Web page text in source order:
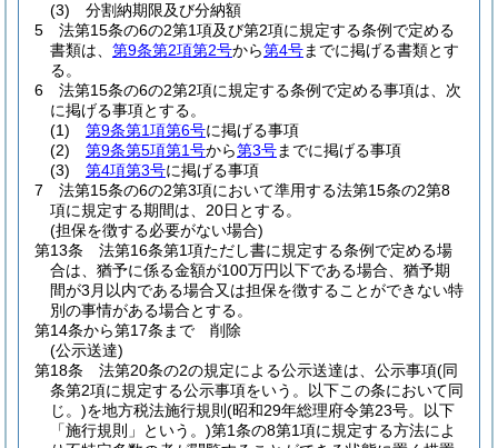
(3)
分割納期限及び分納額
5
法第15条の6の2第1項及び第2項に規定する条例で定める
書類は、 第9条第2項第2号から第4号までに掲げる書類とす
る。
6
法第15条の6の2第2項に規定する条例で定める事項は、次
に掲げる事項とする。
(1)
第9条第1項第6号に掲げる事項
(2)
第9条第5項第1号から第3号までに掲げる事項
(3)
第4項第3号に掲げる事項
7
法第15条の6の2第3項において準用する法第15条の2第8
項に規定する期間は、20日とする。
(担保を徴する必要がない場合)
第13条
法第16条第1項ただし書に規定する条例で定める場
合は、猶予に係る金額が100万円以下である場合、猶予期
間が3月以内である場合又は担保を徴することができない特
別の事情がある場合とする。
第14条から第17条まで
削除
(公示送達)
第18条
法第20条の2の規定による公示送達は、公示事項(同
条第2項に規定する公示事項をいう。以下この条において同
じ。)を地方税法施行規則 (昭和29年総理府令第23号。以下
「施行規則」という。)第1条の8第1項に規定する方法によ